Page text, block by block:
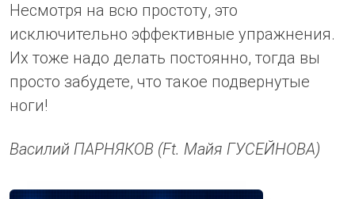
Несмотря на всю простоту, это
исключительно эффективные упражнения.
Их тоже надо делать постоянно, тогда вы
просто забудете, что такое подвернутые
ноги!
Василий ПАРНЯКОВ (Ft. Майя ГУСЕЙНОВА)